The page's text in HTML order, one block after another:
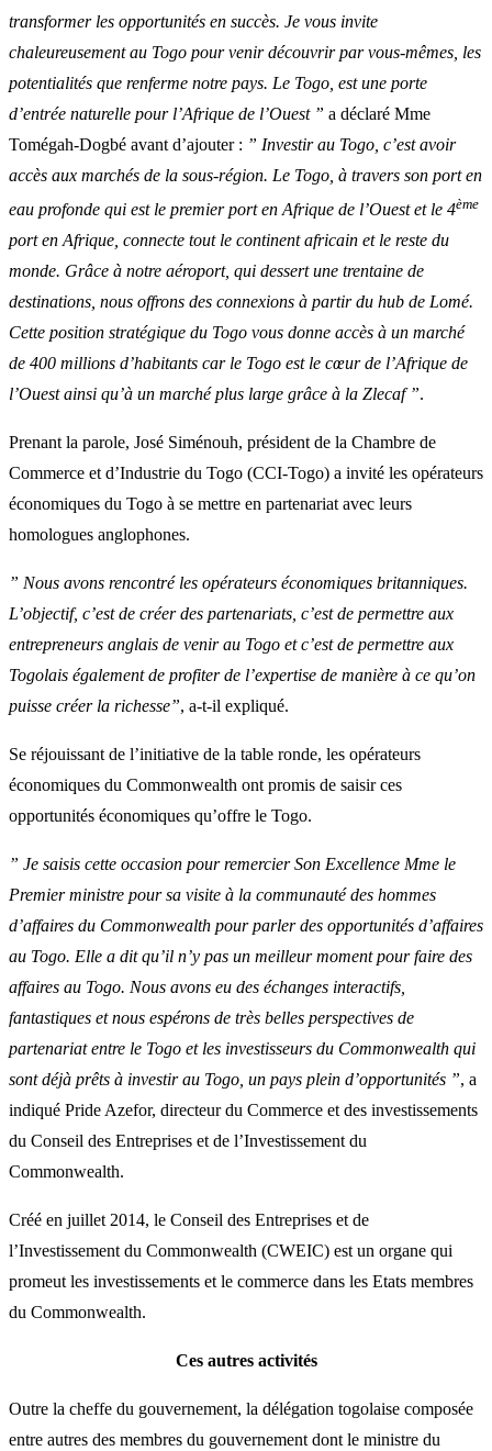
transformer les opportunités en succès. Je vous invite
chaleureusement au Togo pour venir découvrir par vous-mêmes, les
potentialités que renferme notre pays. Le Togo, est une porte
d’entrée naturelle pour l’Afrique de l’Ouest ” a déclaré Mme
Tomégah-Dogbé avant d’ajouter : ” Investir au Togo, c’est avoir
accès aux marchés de la sous-région. Le Togo, à travers son port en
eau profonde qui est le premier port en Afrique de l’Ouest et le 4ème
port en Afrique, connecte tout le continent africain et le reste du
monde. Grâce à notre aéroport, qui dessert une trentaine de
destinations, nous offrons des connexions à partir du hub de Lomé.
Cette position stratégique du Togo vous donne accès à un marché
de 400 millions d’habitants car le Togo est le cœur de l’Afrique de
l’Ouest ainsi qu’à un marché plus large grâce à la Zlecaf ”.
Prenant la parole, José Siménouh, président de la Chambre de
Commerce et d’Industrie du Togo (CCI-Togo) a invité les opérateurs
économiques du Togo à se mettre en partenariat avec leurs
homologues anglophones.
” Nous avons rencontré les opérateurs économiques britanniques.
L’objectif, c’est de créer des partenariats, c’est de permettre aux
entrepreneurs anglais de venir au Togo et c’est de permettre aux
Togolais également de profiter de l’expertise de manière à ce qu’on
puisse créer la richesse”, a-t-il expliqué.
Se réjouissant de l’initiative de la table ronde, les opérateurs
économiques du Commonwealth ont promis de saisir ces
opportunités économiques qu’offre le Togo.
” Je saisis cette occasion pour remercier Son Excellence Mme le
Premier ministre pour sa visite à la communauté des hommes
d’affaires du Commonwealth pour parler des opportunités d’affaires
au Togo. Elle a dit qu’il n’y pas un meilleur moment pour faire des
affaires au Togo. Nous avons eu des échanges interactifs,
fantastiques et nous espérons de très belles perspectives de
partenariat entre le Togo et les investisseurs du Commonwealth qui
sont déjà prêts à investir au Togo, un pays plein d’opportunités ”, a
indiqué Pride Azefor, directeur du Commerce et des investissements
du Conseil des Entreprises et de l’Investissement du
Commonwealth.
Créé en juillet 2014, le Conseil des Entreprises et de
l’Investissement du Commonwealth (CWEIC) est un organe qui
promeut les investissements et le commerce dans les Etats membres
du Commonwealth.
Ces autres activités
Outre la cheffe du gouvernement, la délégation togolaise composée
entre autres des membres du gouvernement dont le ministre du